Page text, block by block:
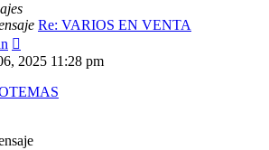
Re: VARIOS EN VENTA
último
2025 11:28 pm